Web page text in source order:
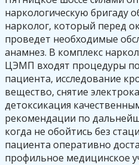
наркологическую бригаду
нарколог, который перед
проведет необходимые
анамнез. В комплекс
ЦЭМП входят процедуры
пациента, исследование
вещество, снятие
детоксикация
рекомендации по
когда не обойтись без
пациента оперативно
профильное медицинское